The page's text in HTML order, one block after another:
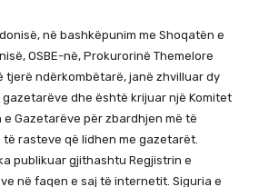
në bashkëpunim me Shoqatën e
OSBE-në, Prokurorinë Themelore
tjerë ndërkombëtarë, janë zhvilluar dy
dhe është krijuar një Komitet
Gazetarëve për zbardhjen më të
rasteve që lidhen me gazetarët.
publikuar gjithashtu Regjistrin e
në faqen e saj të internetit. Siguria e